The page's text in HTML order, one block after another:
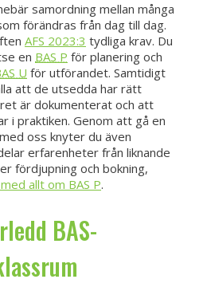
samordning mellan många
förändras från dag till dag.
AFS 2023:3 tydliga krav. Du
en BAS P för planering och
U för utförandet. Samtidigt
att de utsedda har rätt
är dokumenterat och att
i praktiken. Genom att gå en
med oss knyter du även
erfarenheter från liknande
fördjupning och bokning,
allt om BAS P.
BAS-